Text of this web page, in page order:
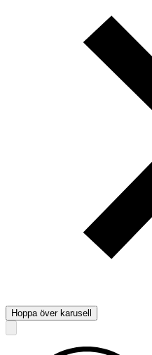
Hoppa över karusell